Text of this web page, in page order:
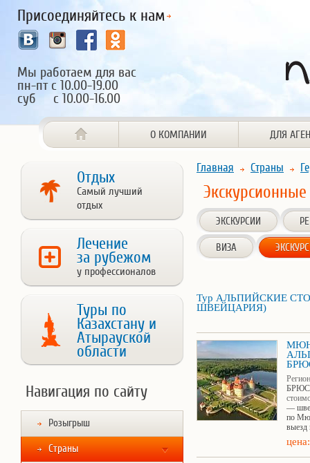
Присоединяйтесь к нам
Мы работаем для вас
пн-пт с 10.00-19.00
суб с 10.00-16.00
О КОМПАНИИ ДЛЯ
Отдых
Самый лучший
отдых
Лечение
за рубежом
у профессионалов
Туры по
Казахстану и
Атырауской
области
Навигация по сайту
Розыгрыш
Страны
Главная Страны
ЭКСКУРСИИ
ВИЗА
Тур АЛЬПИЙСКИЕ
ШВЕЙЦАРИЯ)
—
по
выезд